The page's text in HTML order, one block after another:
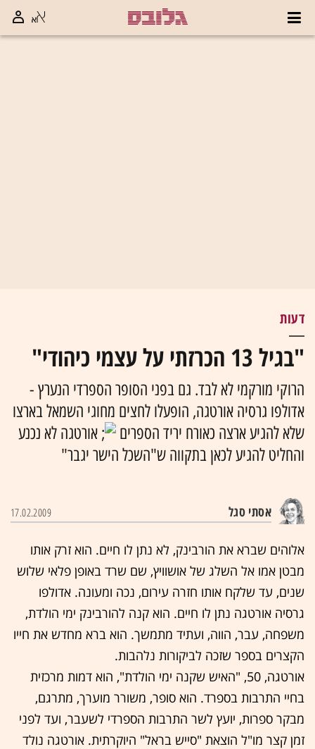
דעות
"בגיל 13 הכרזתי על עצמי כיהודי"
הרוקי מורקמי לא לבד. גם בפני הסופר הספרדי הנערץ -
אדולפו גרסיה אורטגה, הופעלו לחצים מחוגי השמאל בארצו
שלא להגיע ארצה כאורח יריד הספרים
אורטגה לא נכנע
והחליט להגיע לכאן בתקווה ש"השכל הישר יגבר"
אסתי סגל 17.02.2009
אלוהים שברא את הורבינק, לא נתן לו חיים. הוא זרק אותו
מבטן אמו אל השלג של אושוויץ, שם שרד באופן פלאי שלוש
שנים, עד שלקח אותו חזרה עירום, נכה ומעונה. אדולפו
גרסיה אורטגה נתן לו חיים. הוא קנה להורבינק ימי הולדת,
משפחה, עבר, הווה, ועתיד מתמשך. הוא ברא מחדש את חייו
הקצרים בספר שזכה לביקורות נלהבות.
אורטגה, 50, "האיש שקנה ימי הולדת", הוא דמות מרכזית
בחיי התרבות בספרד. הוא סופר, משורר מוערך, מתרגם,
מבקר ספרות, יועץ לשר התרבות הספרדי לשעבר, ועד לפני
זמן קצר מו"ל הוצאת "סייש בראל" היוקרתית. אורטגה נולד